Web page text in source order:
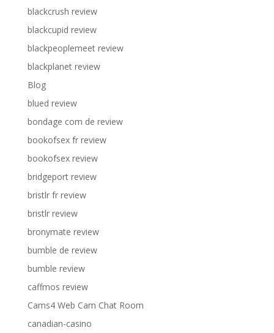
blackcrush review
blackcupid review
blackpeoplemeet review
blackplanet review
Blog
blued review
bondage com de review
bookofsex fr review
bookofsex review
bridgeport review
bristlr fr review
bristlr review
bronymate review
bumble de review
bumble review
caffmos review
Cams4 Web Cam Chat Room
canadian-casino